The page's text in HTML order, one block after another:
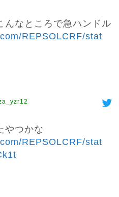
んなところで急ハンドル
REPSOLCRF/stat
やつかな
REPSOLCRF/stat